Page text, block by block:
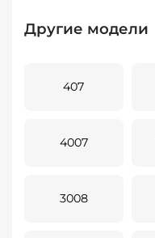
Другие модели
407
4007
3008